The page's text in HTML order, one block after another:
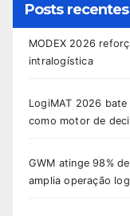
Posts recentes
MODEX 2026
intralogística
LogiMAT 2026
como motor de
GWM atinge 98%
amplia operação